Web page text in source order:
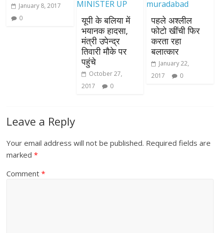
January 8, 2017
0
यूपी के बलिया में
भयानक हादसा,
मंत्री उपेन्द्र
तिवारी मौके पर
पहुंचे
October 27,
2017
0
पहले अश्लील
फोटो खींची फिर
करता रहा
बलात्कार
January 22,
2017
0
Leave a Reply
Your email address will not be published. Required fields are
marked*
Comment*